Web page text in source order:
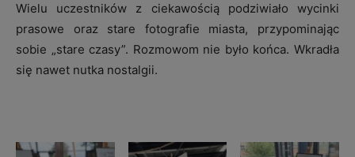
Wielu uczestników z ciekawością podziwiało wycinki
prasowe oraz stare fotografie miasta, przypominając
sobie „stare czasy”. Rozmowom nie było końca. Wkradła
się nawet nutka nostalgii.